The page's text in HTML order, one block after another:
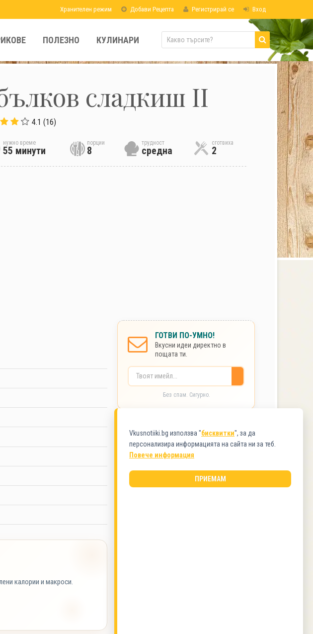
Хранителен режим Добави Рецепта Регистрирай се Вход
ПОЛЕЗНО КУЛИНАРИ
сладкиш II
4.1 (16)
нужно време
55 минути
порции
8
трудност
средна
сготвиха
2
калории и макроси.
ГОТВИ ПО-УМНО!
Вкусни идеи директно в
пощата ти.
Без спам. Сигурно.
КАТЕГОРИИ
Плодови
Vkusnotiiki.bg използва "бисквитки", за да
персонализира информацията на сайта ни за теб.
Повече информация
ПРИЕМАМ